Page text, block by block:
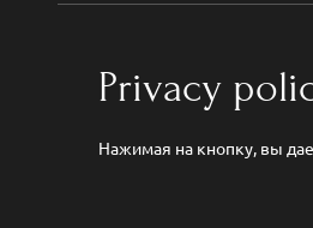
Privacy
Нажимая на кнопку, вы